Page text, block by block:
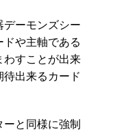
デーモンズシー
ドや主軸である
わすことが出来
待出来るカード
と同様に強制